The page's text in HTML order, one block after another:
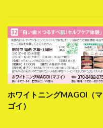
ホワイトニングMAGOI（マ
ゴイ）